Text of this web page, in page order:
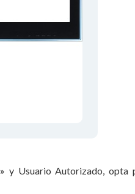
» y Usuario Autorizado, opta